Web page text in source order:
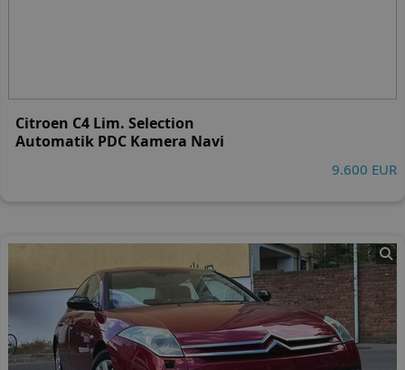
Citroen C4 Lim. Selection
Automatik PDC Kamera Navi
9.600 EUR